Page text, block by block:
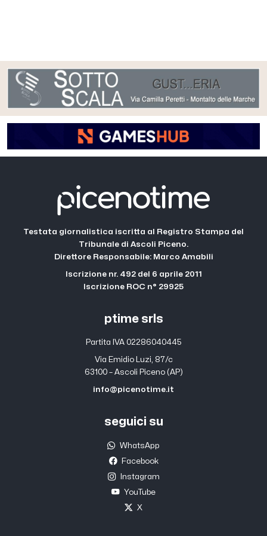
Testata giornalistica iscritta al Registro Stampa del
Tribunale di Ascoli Piceno.
Direttore Responsabile: Marco Amabili
Iscrizione nr. 492 del 6 aprile 2011
Iscrizione ROC n° 29925
ptime srls
Partita IVA 02286040445
Via Emidio Luzi, 87/c
63100 – Ascoli Piceno (AP)
info@picenotime.it
seguici su
WhatsApp
Facebook
Instagram
YouTube
X